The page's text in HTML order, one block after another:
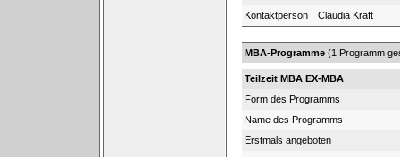
Kontaktperson
Claudia Kraft
MBA-Programme(1 Programm
Teilzeit MBA EX-MBA
Form des Programms
Name des Programms
Erstmals angeboten